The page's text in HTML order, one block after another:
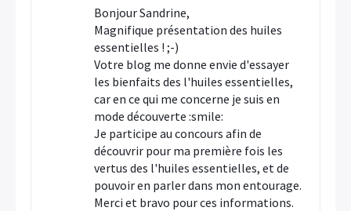
Bonjour Sandrine,
Magnifique présentation des huiles
essentielles ! ;-)
Votre blog me donne envie d'essayer
les bienfaits des l'huiles essentielles,
car en ce qui me concerne je suis en
mode découverte :smile:
Je participe au concours afin de
découvrir pour ma première fois les
vertus des l'huiles essentielles, et de
pouvoir en parler dans mon entourage.
Merci et bravo pour ces informations.